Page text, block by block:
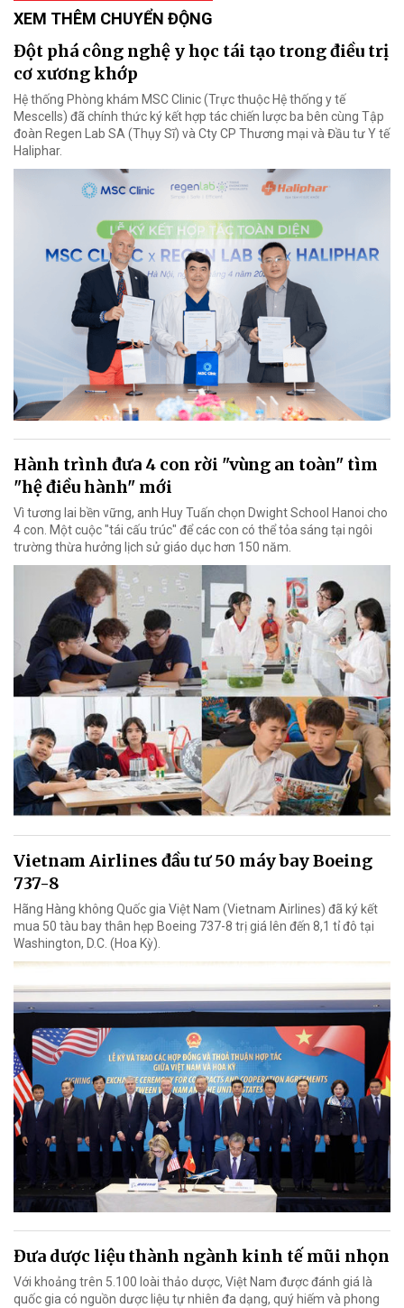
XEM THÊM CHUYỂN ĐỘNG
Đột phá công nghệ y học tái tạo trong điều trị
cơ xương khớp
Hệ thống Phòng khám MSC Clinic (Trực thuộc Hệ thống y tế
Mescells) đã chính thức ký kết hợp tác chiến lược ba bên cùng Tập
đoàn Regen Lab SA (Thụy Sĩ) và Cty CP Thương mại và Đầu tư Y tế
Haliphar.
Hành trình đưa 4 con rời "vùng an toàn" tìm
"hệ điều hành" mới
Vì tương lai bền vững, anh Huy Tuấn chọn Dwight School Hanoi cho
4 con. Một cuộc "tái cấu trúc" để các con có thể tỏa sáng tại ngôi
trường thừa hưởng lịch sử giáo dục hơn 150 năm.
Vietnam Airlines đầu tư 50 máy bay Boeing
737-8
Hãng Hàng không Quốc gia Việt Nam (Vietnam Airlines) đã ký kết
mua 50 tàu bay thân hẹp Boeing 737-8 trị giá lên đến 8,1 tỉ đô tại
Washington, D.C. (Hoa Kỳ).
Đưa dược liệu thành ngành kinh tế mũi nhọn
Với khoảng trên 5.100 loài thảo dược, Việt Nam được đánh giá là
quốc gia có nguồn dược liệu tự nhiên đa dạng, quý hiếm và phong